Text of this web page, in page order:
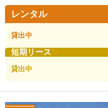
レンタル
貸出中
短期リース
貸出中